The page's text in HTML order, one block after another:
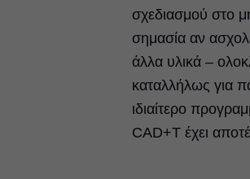
σχεδιασμού στο
σημασία αν
άλλα υλικά –
καταλλήλως για
ιδιαίτερο
CAD+T έχει